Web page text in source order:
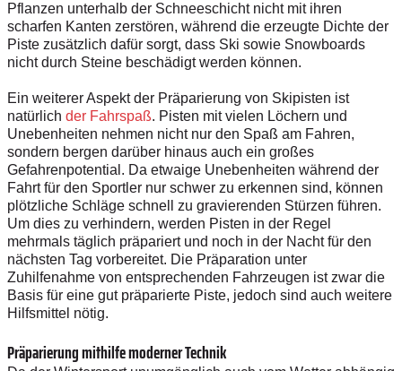
Pflanzen unterhalb der Schneeschicht nicht mit ihren
scharfen Kanten zerstören, während die erzeugte Dichte der
Piste zusätzlich dafür sorgt, dass Ski sowie Snowboards
nicht durch Steine beschädigt werden können.
Ein weiterer Aspekt der Präparierung von Skipisten ist
natürlich der Fahrspaß. Pisten mit vielen Löchern und
Unebenheiten nehmen nicht nur den Spaß am Fahren,
sondern bergen darüber hinaus auch ein großes
Gefahrenpotential. Da etwaige Unebenheiten während der
Fahrt für den Sportler nur schwer zu erkennen sind, können
plötzliche Schläge schnell zu gravierenden Stürzen führen.
Um dies zu verhindern, werden Pisten in der Regel
mehrmals täglich präpariert und noch in der Nacht für den
nächsten Tag vorbereitet. Die Präparation unter
Zuhilfenahme von entsprechenden Fahrzeugen ist zwar die
Basis für eine gut präparierte Piste, jedoch sind auch weitere
Hilfsmittel nötig.
Präparierung mithilfe moderner Technik